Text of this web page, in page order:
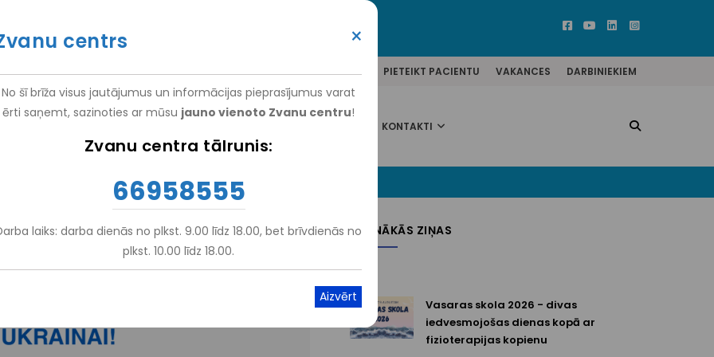
centrs "Vaivari"", (
(+371) 66 958 555
ATTEIKT VIZĪTI ATSAUKSMĒM PIETEIKT PACIENTU VAKANCES DARBINIEKIEM
KONTAKTI
×
centrs
No šī brīža visus jautājumus un informācijas pieprasījumus varat
ērti saņemt, sazinoties ar mūsu jauno vienoto Zvanu centru!
Zvanu centra tālrunis:
66958555
laiks: darba dienās no plkst. 9.00 līdz 18.00, bet brīvdienās no
plkst. 10.00 līdz 18.00.
JAUNĀKĀS ZIŅAS
Vasaras skola 2026 - divas
iedvesmojošas dienas kopā ar
fizioterapijas kopienu